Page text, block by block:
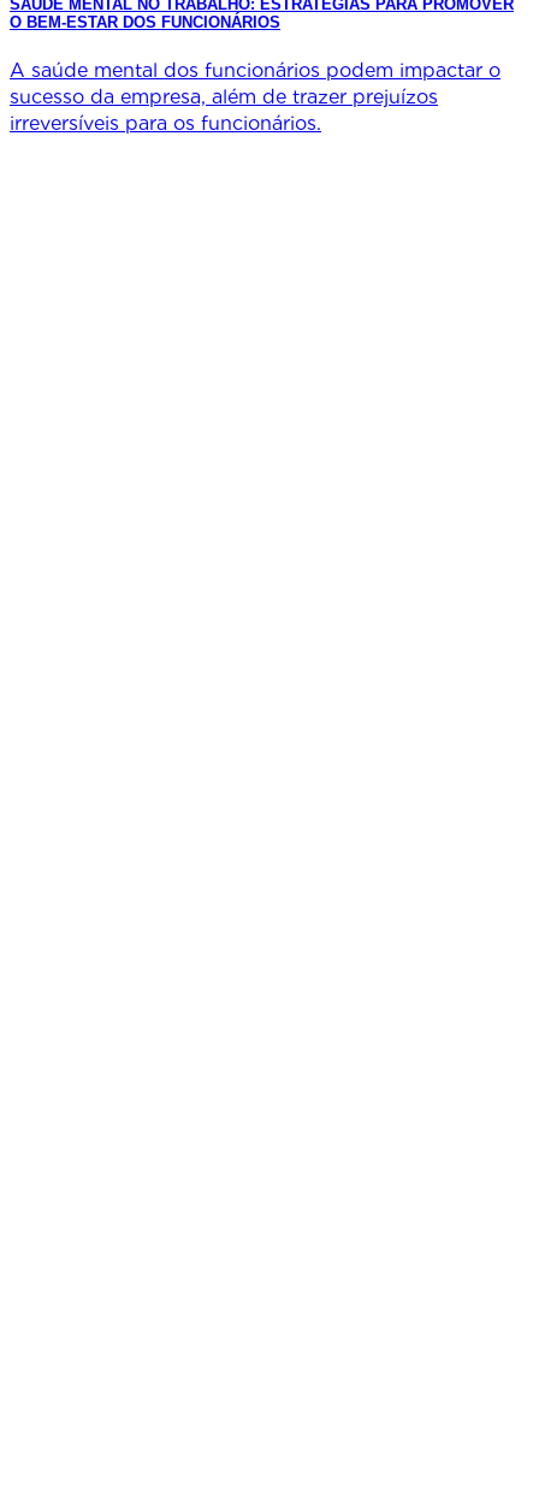
SAÚDE MENTAL NO TRABALHO: ESTRATÉGIAS PARA PROMOVER
O BEM-ESTAR DOS FUNCIONÁRIOS
A saúde mental dos funcionários podem impactar o
sucesso da empresa, além de trazer prejuízos
irreversíveis para os funcionários.